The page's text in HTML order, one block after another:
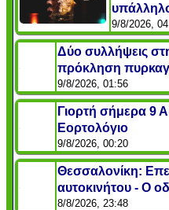
9/8/2026,
Δύο συλλήψεις
πρόκληση
9/8/2026, 01:56
Γιορτή σήμερα 9
Εορτολόγιο
9/8/2026, 00:20
Θεσσαλονίκη:
αυτοκινήτου - Ο
8/8/2026, 23:48